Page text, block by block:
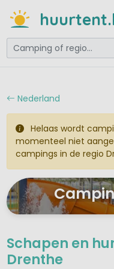
Nederland
Helaas wordt
momenteel niet
campings in de regio
Schapen en
Drenthe